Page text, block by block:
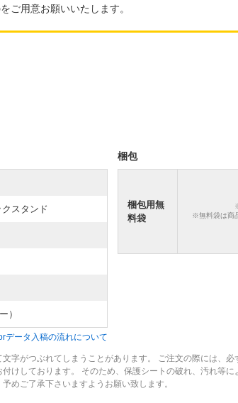
ご用意お願いいたします。
スタンド
）
データ入稿の流れについて
梱包
梱包用無
料袋
※無料袋は商
がつぶれてしまうことがあります。 ご注文の際には、必
しております。 そのため、保護シートの破れ、汚れ等に
めご了承下さいますようお願い致します。